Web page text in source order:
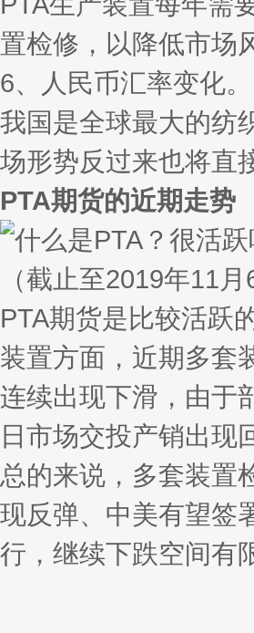
置检修，以降低市场
6、人民币汇率变化。
我国是全球最大的纺
场形势反过来也将直
PTA期货的近期走势
（截止至2019年11
PTA期货是比较活跃
装置方面，近期多套
连续出现下滑，由于
日市场交投产销出现
总的来说，多套装置
现反弹、中美有望签
行，继续下跌空间有